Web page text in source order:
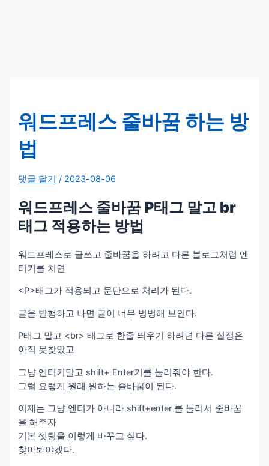
워드프레스 줄바꿈 하는 방
법
댓글 달기 / 2023-08-06
워드프레스 줄바꿈 P태그 말고 br
태그 적용하는 방법
워드프레스로 글쓰고 줄바꿈을 하려고 다른 블로그처럼 엔
터키를 치면
<P>태그가 적용되고 문단으로 처리가 된다.
글을 발행하고 나면 글이 너무 벙벙해 보인다.
P태그 말고 <br> 태그로 한줄 띄우기 하려면 다른 설정은
아직 못찾았고
그냥 엔터키말고 shift+ Enter키를 눌러줘야 한다.
그럼 요렇게 원래 원하는 줄바꿈이 된다.
이제는 그냥 엔터가 아니라 shift+enter 를 눌러서 줄바꿈
을 해주자
기본 셋팅을 이렇게 바꾸고 싶다.
찾아봐야겠다.